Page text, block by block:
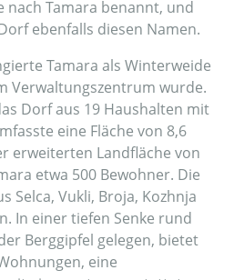
nach Tamara benannt, und
ebenfalls diesen Namen.
Tamara als Winterweide
Verwaltungszentrum wurde.
Dorf aus 19 Haushalten mit
eine Fläche von 8,6
erweiterten Landfläche von
etwa 500 Bewohner. Die
Selca, Vukli, Broja, Kozhnja
In einer tiefen Senke rund
Berggipfel gelegen, bietet
eine